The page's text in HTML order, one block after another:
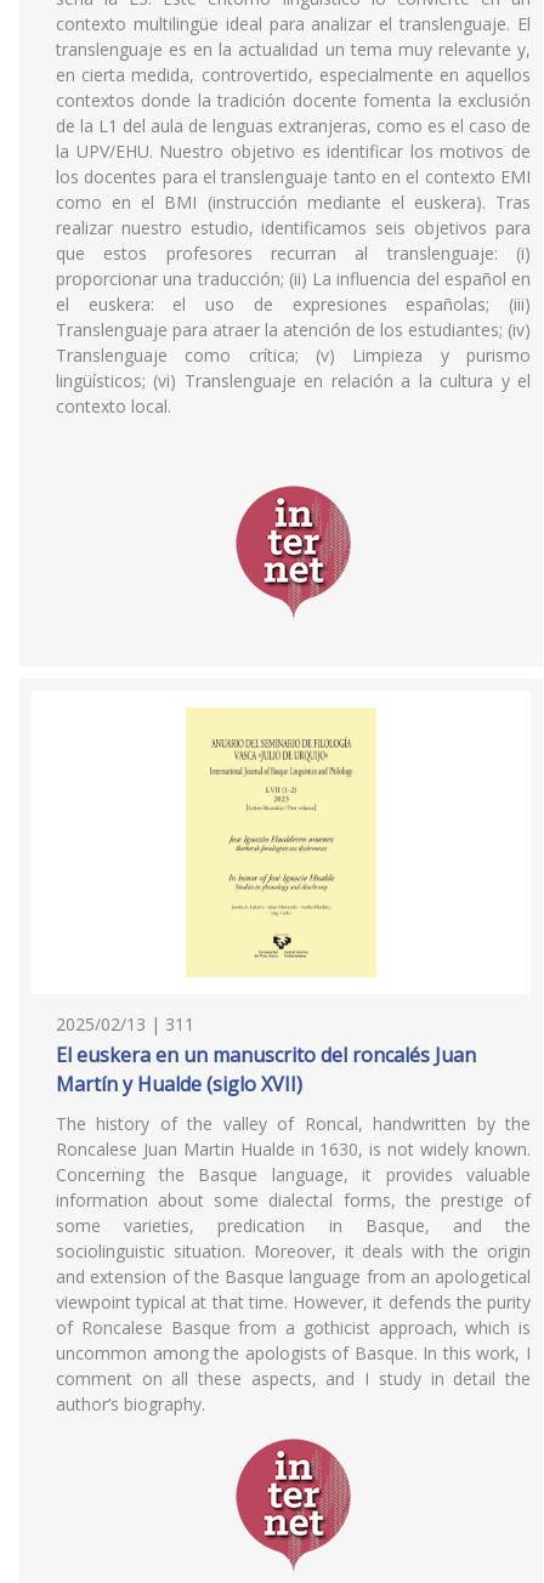
contexto multilingüe ideal para analizar el translenguaje. El
translenguaje es en la actualidad un tema muy relevante y,
en cierta medida, controvertido, especialmente en aquellos
contextos donde la tradición docente fomenta la exclusión
de la L1 del aula de lenguas extranjeras, como es el caso de
la UPV/EHU. Nuestro objetivo es identificar los motivos de
los docentes para el translenguaje tanto en el contexto EMI
como en el BMI (instrucción mediante el euskera). Tras
realizar nuestro estudio, identificamos seis objetivos para
que estos profesores recurran al translenguaje: (i)
proporcionar una traducción; (ii) La influencia del español en
el euskera: el uso de expresiones españolas; (iii)
Translenguaje para atraer la atención de los estudiantes; (iv)
Translenguaje como crítica; (v) Limpieza y purismo
lingüísticos; (vi) Translenguaje en relación a la cultura y el
contexto local.
2025/02/13 | 311
El euskera en un manuscrito del roncalés Juan
Martín y Hualde (siglo XVII)
The history of the valley of Roncal, handwritten by the
Roncalese Juan Martin Hualde in 1630, is not widely known.
Concerning the Basque language, it provides valuable
information about some dialectal forms, the prestige of
some varieties, predication in Basque, and the
sociolinguistic situation. Moreover, it deals with the origin
and extension of the Basque language from an apologetical
viewpoint typical at that time. However, it defends the purity
of Roncalese Basque from a gothicist approach, which is
uncommon among the apologists of Basque. In this work, I
comment on all these aspects, and I study in detail the
author’s biography.